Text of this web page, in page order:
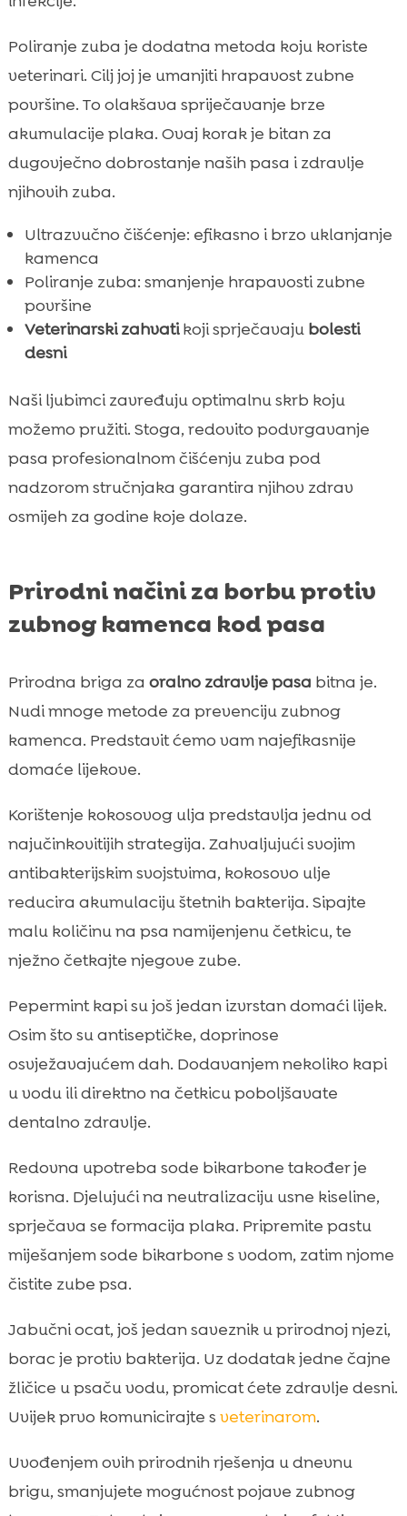
Poliranje zuba je dodatna metoda koju koriste
veterinari. Cilj joj je umanjiti hrapavost zubne
površine. To olakšava spriječavanje brze
akumulacije plaka. Ovaj korak je bitan za
dugovječno dobrostanje naših pasa i zdravlje
njihovih zuba.
Ultrazvučno čišćenje: efikasno i brzo uklanjanje
kamenca
Poliranje zuba: smanjenje hrapavosti zubne
površine
Veterinarski zahvatikoji sprječavaju bolesti
desni
Naši ljubimci zavređuju optimalnu skrb koju
možemo pružiti. Stoga, redovito podvrgavanje
pasa profesionalnom čišćenju zuba pod
nadzorom stručnjaka garantira njihov zdrav
osmijeh za godine koje dolaze.
Prirodni načini za borbu protiv
zubnog kamenca kod pasa
Prirodna briga za oralno zdravlje pasa bitna je.
Nudi mnoge metode za prevenciju zubnog
kamenca. Predstavit ćemo vam najefikasnije
domaće lijekove.
Korištenje kokosovog ulja predstavlja jednu od
najučinkovitijih strategija. Zahvaljujući svojim
antibakterijskim svojstvima, kokosovo ulje
reducira akumulaciju štetnih bakterija. Sipajte
malu količinu na psa namijenjenu četkicu, te
nježno četkajte njegove zube.
Pepermint kapi su još jedan izvrstan domaći lijek.
Osim što su antiseptičke, doprinose
osvježavajućem dah. Dodavanjem nekoliko kapi
u vodu ili direktno na četkicu poboljšavate
dentalno zdravlje.
Redovna upotreba sode bikarbone također je
korisna. Djelujući na neutralizaciju usne kiseline,
sprječava se formacija plaka. Pripremite pastu
miješanjem sode bikarbone s vodom, zatim njome
čistite zube psa.
Jabučni ocat, još jedan saveznik u prirodnoj njezi,
borac je protiv bakterija. Uz dodatak jedne čajne
žličice u psaču vodu, promicat ćete zdravlje desni.
Uvijek prvo komunicirajte s veterinarom.
Uvođenjem ovih prirodnih rješenja u dnevnu
brigu, smanjujete mogućnost pojave zubnog